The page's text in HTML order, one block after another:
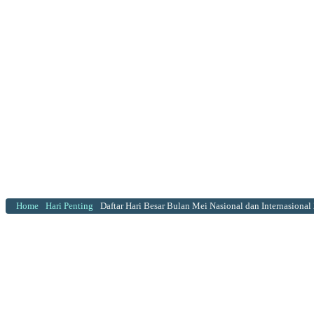
Home Hari Penting Daftar Hari Besar Bulan Mei Nasional dan Internasional